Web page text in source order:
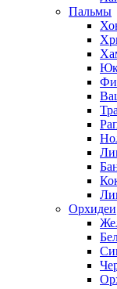
Пальмы
Орхидеи